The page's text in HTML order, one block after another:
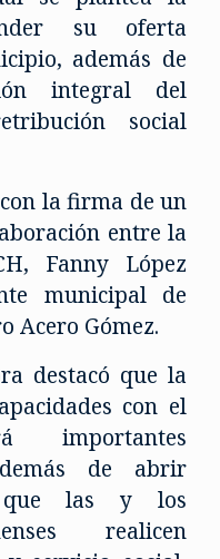
su oferta
además de
integral del
social
la firma de un
entre la
Fanny López
municipal de
Acero Gómez.
destacó que la
con el
importantes
de abrir
que las y los
realicen